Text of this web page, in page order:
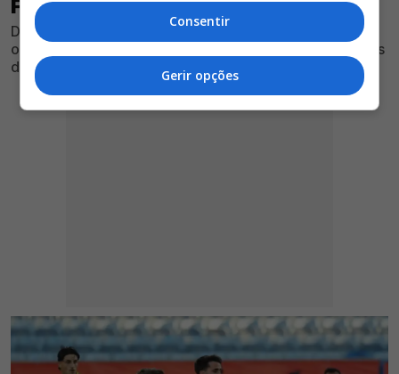
FRENTE AO ST. GALLEN
Depois do desaire frente ao Flamengo, equipa
orientada por Marco Silva deixou boas indicações antes
da estreia oficial da temporada
Consentir
Gerir opções